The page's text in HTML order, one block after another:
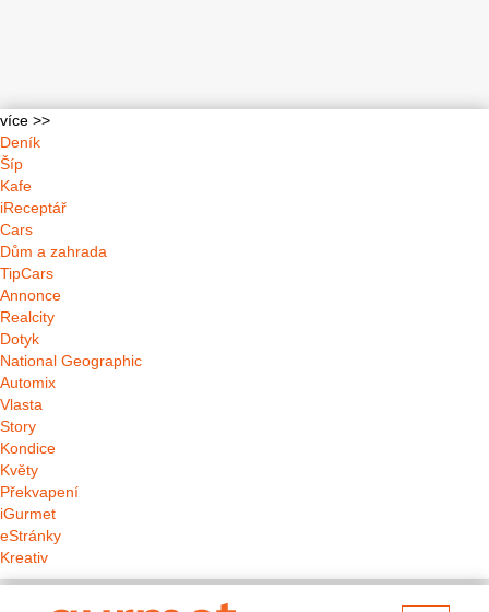
více >>
Deník
Šíp
Kafe
iReceptář
Cars
Dům a zahrada
TipCars
Annonce
Realcity
Dotyk
National Geographic
Automix
Vlasta
Story
Kondice
Květy
Překvapení
iGurmet
eStránky
Kreativ